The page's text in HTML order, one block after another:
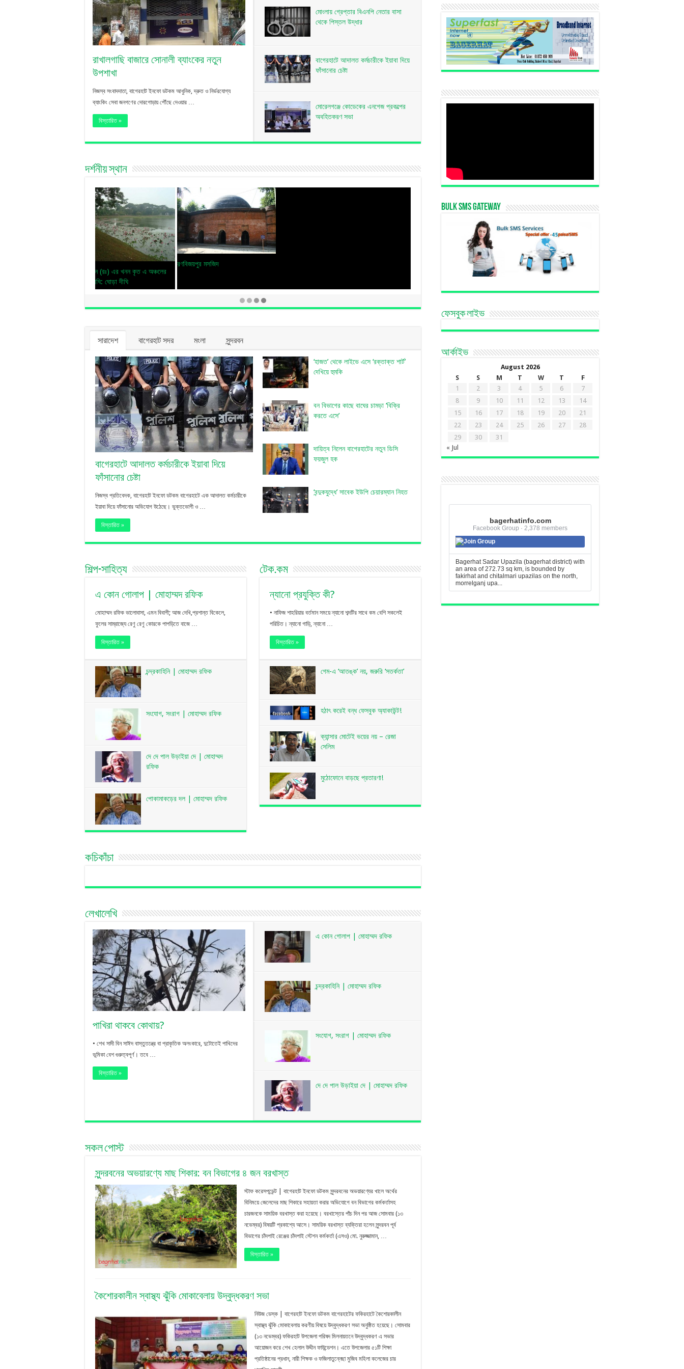
রাখালগাছি বাজারে সোনালী ব্যাংকের নতুন
উপশাখা
নিজস্ব সংবাদদাতা, বাগেরহাট ইনফো ডটকম আধুনিক, দ্রুত ও নির্ভরযোগ্য
ব্যাংকিং সেবা জনগণের দোরগোড়ায় পৌঁছে দেওয়ার …
বিস্তারিত »
মোংলায় গ্রেপ্তার বিএনপি নেতার বাসা
থেকে পিস্তল উদ্ধার
বাগেরহাটে আদালত কর্মচারীকে ইয়াবা দিয়ে
ফাঁসানোর চেষ্টা
মোরেলগঞ্জে কোডেকের এনগেজ প্রকল্পের
অবহিতকরণ সভা
দর্শনীয় স্থান
রণবিজয়পুর মসজিদ
সারাদেশ বাগেরহাট সদর মংলা সুন্দরবন
বাগেরহাটে আদালত কর্মচারীকে ইয়াবা দিয়ে
ফাঁসানোর চেষ্টা
নিজস্ব প্রতিবেদক, বাগেরহাট ইনফো ডটকম বাগেরহাটে এক আদালত কর্মচারীকে
ইয়াবা দিয়ে ফাঁসানোর অভিযোগ উঠেছে। ভুক্তভোগী ও …
বিস্তারিত »
‘হাজত’ থেকে লাইভে এসে ‘রক্তাক্ত শার্ট’
দেখিয়ে হুমকি
বন বিভাগের কাছে বাঘের চামড়া ‘বিক্রি
করতে এসে’
দায়িত্ব নিলেন বাগেরহাটের নতুন ডিসি
ফয়জুল হক
‘বন্দুকযুদ্ধে’ সাবেক ইউপি চেয়ারম্যান নিহত
শিল্প-সাহিত্য
এ কোন গোলাপ | মোহাম্মদ রফিক
মোহাম্মদ রফিক ভালোবাসা, এমন বিবাগী; আজ দেখি,প্রশান্ত বিকেলে,
ফুলের সাম্রাজ্যে রেণু রেণু কোরকে পাপড়িতে বাজে …
বিস্তারিত »
চন্দ্রকাহিনি | মোহাম্মদ রফিক
সংযোগ, সংরাগ | মোহাম্মদ রফিক
দে দে পাল উড়াইয়া দে | মোহাম্মদ
রফিক
পোকামাকড়ের দল | মোহাম্মদ রফিক
টেক.কম
ন্যানো প্রযুক্তি কী?
• নাফিজ শাহরিয়ার বর্তমান সময়ে ন্যানো শব্দটির সাথে কম বেশি সকলেই
পরিচিত। ন্যানো গাড়ি, ন্যানো …
বিস্তারিত »
গেম-এ ‘আতঙ্ক’ নয়, জরুরি ‘সতর্কতা’
হঠাৎ করেই বন্ধ ফেসবুক অ্যাকাউন্ট!
ক্যান্সার মোটেই ভয়ের নয় – রেজা
সেলিম
মুঠোফোনে বাড়ছে প্রতারণা!
কচিকাঁচা
লেখালেখি
পাখিরা থাকবে কোথায়?
• শেখ সাদী বিন সাঈদ বাস্তুতন্ত্রে বা প্রাকৃতিক অলংকারে, দুটোতেই পাখিদের
ভূমিকা বেশ গুরুত্বপূর্ণ। তবে …
বিস্তারিত »
এ কোন গোলাপ | মোহাম্মদ রফিক
চন্দ্রকাহিনি | মোহাম্মদ রফিক
সংযোগ, সংরাগ | মোহাম্মদ রফিক
দে দে পাল উড়াইয়া দে | মোহাম্মদ রফিক
সকল পোস্ট
সুন্দরবনের অভয়ারণ্যে মাছ শিকার: বন বিভাগের ৪ জন বরখাস্ত
স্টাফ করেসপন্ডেন্ট | বাগেরহাট ইনফো ডটকম সুন্দরবনের অভয়ারণ্যের খালে অর্থের
বিনিময়ে জেলেদের মাছ শিকারে সহায়তা করার অভিযোগে বন বিভাগের কর্মকর্তাসহ
চারজনকে সাময়িক বরখাস্ত করা হয়েছে। বরখাস্তের পাঁচ দিন পর আজ সোমবার (১৩
নভেম্বর) বিষয়টি প্রকাশ্যে আসে। সাময়িক বরখাস্ত ব্যক্তিরা হলেন সুন্দরবন পূর্ব
বিভাগের চাঁদপাই রেঞ্জের চাঁদপাই স্টেশন কর্মকর্তা (এসও) মো. নুরুজ্জামান, …
বিস্তারিত »
কৈশোরকালীন স্বাস্থ্য ঝুঁকি মোকাবেলায় উদ্বুদ্ধকরণ সভা
নিউজ ডেস্ক | বাগেরহাট ইনফো ডটকম বাগেরহাটের ফকিরহাটে কৈশোরকালীন
স্বাস্থ্য ঝুঁকি মোকাবেলায় করণীয় বিষয়ে উদ্বুদ্ধকরণ সভা অনুষ্ঠিত হয়েছে। সোমবার
(১৩ নভেম্বর) ফকিরহাট উপজেলা পরিষদ মিলনায়তনে উদ্বুদ্ধকরণ এ সভার
আয়োজন করে শেখ হেলাল উদ্দীন ফাউন্ডেশন। এতে উপজেলার ৫১টি শিক্ষা
প্রতিষ্ঠানের প্রধান, নারী শিক্ষক ও ফজিলাতুন্নেছা মুজিব মহিলা কলেজের চার
Bulk SMS Gateway
ফেসবুক লাইভ
আর্কাইভ
August 2026
S
S M T W T
F
1
2 3 4 5 6
7
8
9 10 11 12 13
14
15
16 17 18 19 20
21
22
23 24 25 26 27
28
29
30
31
« Jul
bagerhatinfo.com
Facebook Group · 2,378 members
Join Group
Bagerhat Sadar Upazila (bagerhat district) with
an area of 272.73 sq km, is bounded by
fakirhat and chitalmari upazilas on the north,
morrelganj upa...